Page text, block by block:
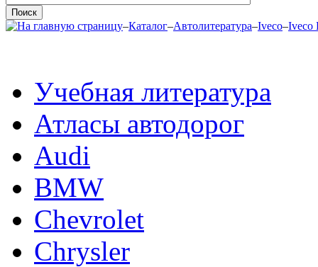
–Каталог–Автолитература–Iveco–Iveco
Учебная литература
Атласы автодорог
Audi
BMW
Chevrolet
Chrysler